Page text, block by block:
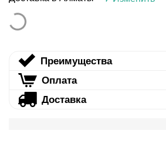
Преимущества
Оплата
Доставка